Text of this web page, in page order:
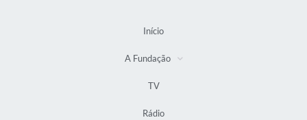
Início
A Fundação
TV
Rádio